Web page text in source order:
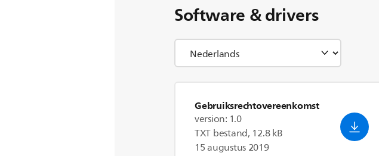
Software & drivers
Gebruiksrechtovereenkomst
version: 1.0
TXT bestand, 12.8 kB
15 augustus 2019